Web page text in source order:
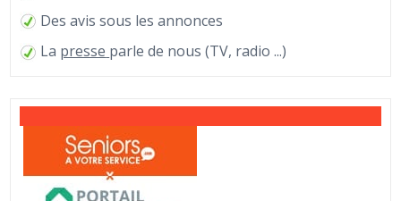
Des avis sous les annonces
La presse parle de nous (TV, radio ...)